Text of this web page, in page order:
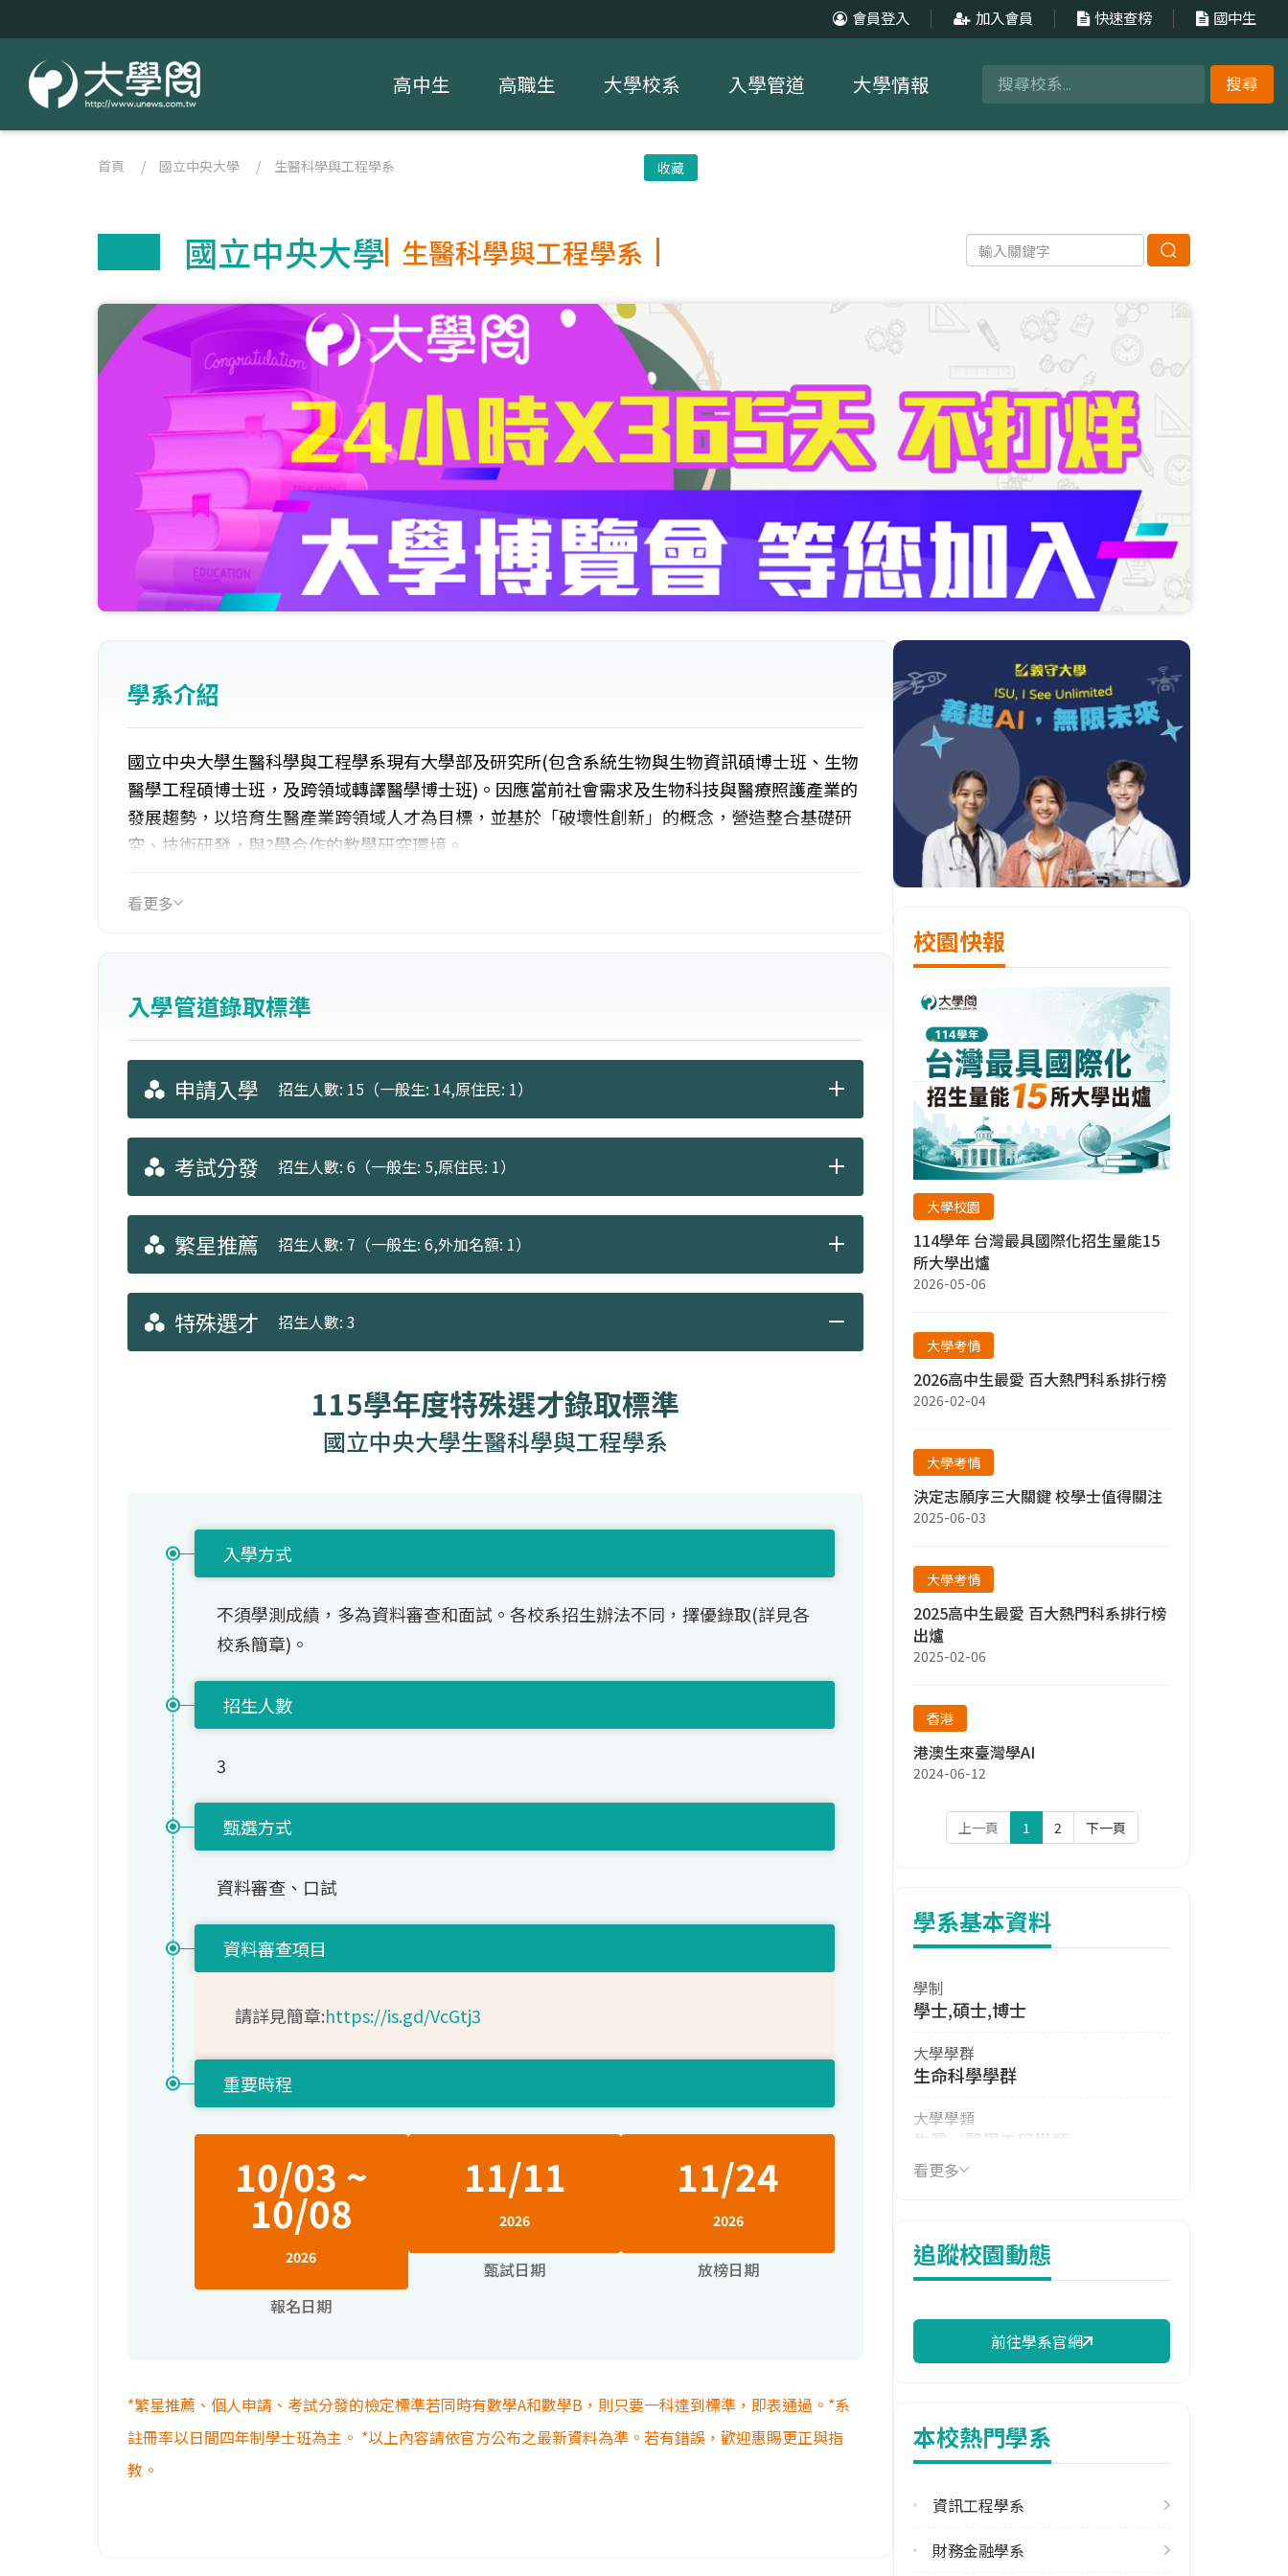
會員登入 加入會員 快速查榜 國中生
搜尋
高中生 高職生 大學校系 入學管道 大學情報
首頁 / 國立中央大學 / 生醫科學與工程學系 收藏
國立中央大學 生醫科學與工程學系
學系介紹
國立中央大學生醫科學與工程學系現有大學部及研究所(包含系統生物與生物資訊碩博士班、生物
醫學工程碩博士班，及跨領域轉譯醫學博士班)。因應當前社會需求及生物科技與醫療照護產業的
發展趨勢，以培育生醫產業跨領域人才為目標，並基於「破壞性創新」的概念，營造整合基礎研
究、技術研發，與?學合作的教學研究環境。
看更多
入學管道錄取標準
申請入學 招生人數: 15（一般生: 14,原住民: 1）
考試分發 招生人數: 6（一般生: 5,原住民: 1）
繁星推薦 招生人數: 7（一般生: 6,外加名額: 1）
特殊選才 招生人數: 3
115學年度特殊選才錄取標準
國立中央大學生醫科學與工程學系
入學方式
不須學測成績，多為資料審查和面試。各校系招生辦法不同，擇優錄取(詳見各
校系簡章)。
招生人數
3
甄選方式
資料審查、口試
資料審查項目
請詳見簡章:https://is.gd/VcGtj3
重要時程
10/03 ~
10/08
2026
報名日期
11/11
2026
甄試日期
11/24
2026
放榜日期
*繁星推薦、個人申請、考試分發的檢定標準若同時有數學A和數學B，則只要一科達到標準，即表通過。*系
註冊率以日間四年制學士班為主。 *以上內容請依官方公布之最新資料為準。若有錯誤，歡迎惠賜更正與指
教。
校園快報
大學校園
114學年 台灣最具國際化招生量能15
所大學出爐
2026-05-06
大學考情
2026高中生最愛 百大熱門科系排行榜
2026-02-04
大學考情
決定志願序三大關鍵 校學士值得關注
2025-06-03
大學考情
2025高中生最愛 百大熱門科系排行榜
出爐
2025-02-06
香港
港澳生來臺灣學AI
2024-06-12
上一頁 1 2 下一頁
學系基本資料
學制
學士,碩士,博士
大學學群
生命科學學群
大學學類
生醫／醫學工程學類
技職群類
114年學費
10,950 元/學期
100.00%
修輔系人數
113學年度下學期
看更多
追蹤校園動態
前往學系官網
本校熱門學系
資訊工程學系
財務金融學系